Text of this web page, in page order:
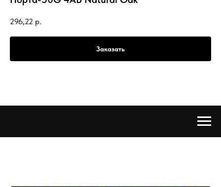
296,22 р.
Заказать